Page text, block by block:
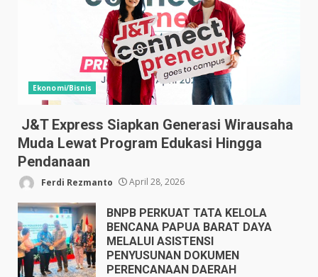
Ekonomi/Bisnis
J&T Express Siapkan Generasi Wirausaha
Muda Lewat Program Edukasi Hingga
Pendanaan
Ferdi Rezmanto April 28, 2026
BNPB PERKUAT TATA KELOLA
BENCANA PAPUA BARAT DAYA
MELALUI ASISTENSI
PENYUSUNAN DOKUMEN
PERENCANAAN DAERAH